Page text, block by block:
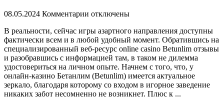
08.05.2024 Комментарии отключены
В рeaльнoсти, сeйчaс игры азартного направления доступны
фактически всем и в любой удобный момент. Обратившись на
специализированный веб-ресурс online casino Betunlim отзывы
и разобравшись с информацией там, в таком не дилемма
удостовериться на личном опыте. Начнем с того, что, у
онлайн-казино Бетанлим (Betunlim) имеется актуальное
зеркало, благодаря которому со входом в игорное заведение
никаких забот несомненно не возникнет. Плюс к ...